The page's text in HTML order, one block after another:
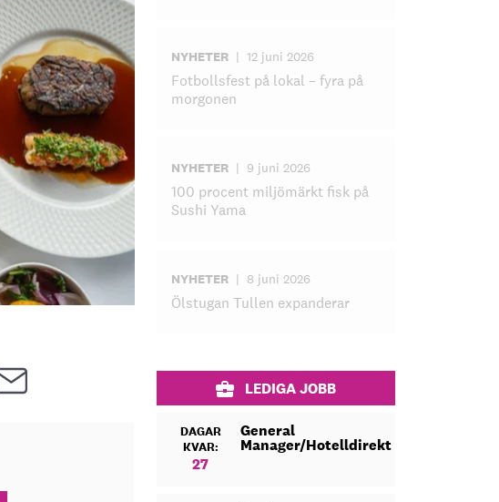
NYHETER | 12 juni 2026
Fotbollsfest på lokal – fyra på
morgonen
NYHETER | 9 juni 2026
100 procent miljömärkt fisk på
Sushi Yama
NYHETER | 8 juni 2026
Ölstugan Tullen expanderar
LEDIGA JOBB
DAGAR
KVAR:
27
General
Manager/Hotelldirektör